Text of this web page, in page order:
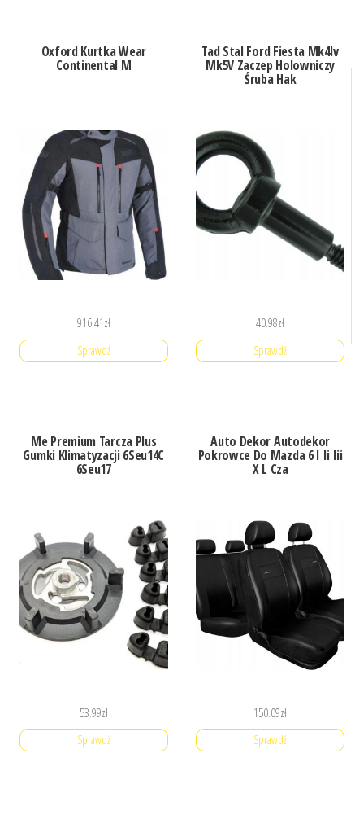
Oxford Kurtka Wear
Continental M
916.41zł
Sprawdź
Tad Stal Ford Fiesta Mk4Iv
Mk5V Zaczep Holowniczy
Śruba Hak
40.98zł
Sprawdź
Me Premium Tarcza Plus
Gumki Klimatyzacji 6Seu14C
6Seu17
53.99zł
Sprawdź
Auto Dekor Autodekor
Pokrowce Do Mazda 6 I Ii Iii
X L Cza
150.09zł
Sprawdź